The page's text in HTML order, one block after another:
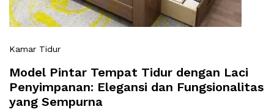
Kamar Tidur
Model Pintar Tempat Tidur dengan Laci
Penyimpanan: Elegansi dan Fungsionalitas
yang Sempurna